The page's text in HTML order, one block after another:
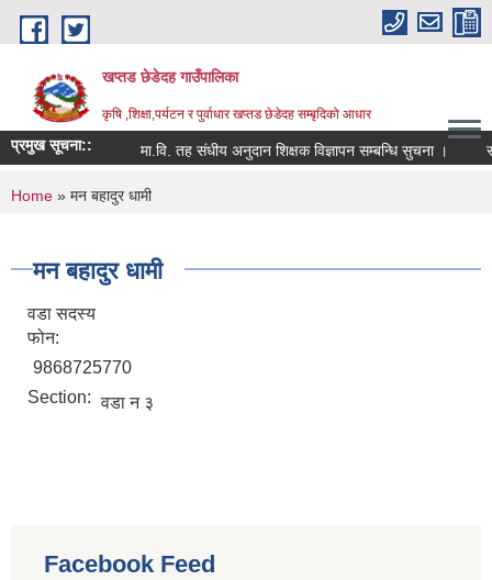
Skip to main content
खप्तड छेडेदह गाउँपालिका
कृषि ,शिक्षा,पर्यटन र पुर्वाधार खप्तड छेडेदह सम्बृदिको आधार
प्रमुख सूचना:: मा.वि. तह संधीय अनुदान शिक्षक विज्ञापन सम्बन्धि सुचना ।
You are here
Home » मन बहादुर धामी
मन बहादुर धामी
वडा सदस्य
फोन:
9868725770
Section: वडा न ३
Facebook Feed